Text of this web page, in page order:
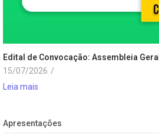
Edital de Convocação: Assembleia Geral
15/07/2026 /
Leia mais
Apresentações